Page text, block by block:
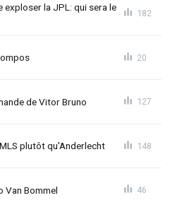
exploser la JPL: qui sera le
182
20
de Vitor Bruno 127
plutôt qu'Anderlecht 148
Van Bommel 46